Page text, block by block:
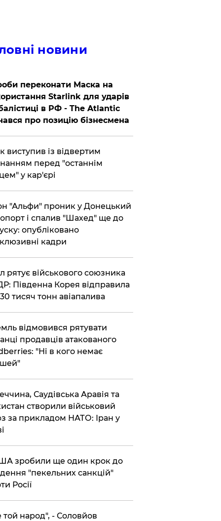
новини
переконати Маска на
Starlink для ударів
в РФ - The Atlantic
про позицію бізнесмена
виступив із відвертим
перед "останнім
у кар'єрі
"Альфи" проник у Донецький
і спалив "Шахед" ще до
опубліковано
кадри
рятує військового союзника
Південна Корея відправила
тисяч тонн авіапалива
відмовився рятувати
продавців атакованого
"Ні в кого немає
Саудівська Аравія та
створили військовий
за прикладом НАТО: Іран у
зробили ще один крок до
"пекельних санкцій"
Росії
той народ", - Соловйов